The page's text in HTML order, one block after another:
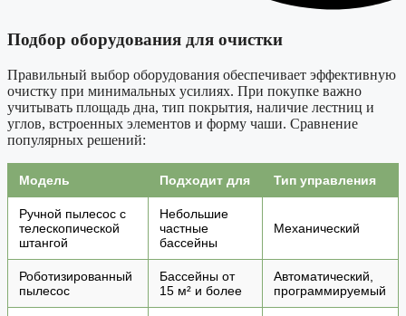
Подбор оборудования для очистки
Правильный выбор оборудования обеспечивает эффективную
очистку при минимальных усилиях. При покупке важно
учитывать площадь дна, тип покрытия, наличие лестниц и
углов, встроенных элементов и форму чаши. Сравнение
популярных решений:
Модель Подходит для Тип управления
Ручной пылесос с
телескопической
штангой
Небольшие
частные
бассейны
Механический
Роботизированный
пылесос
Бассейны от
15 м² и более
Автоматический,
программируемый